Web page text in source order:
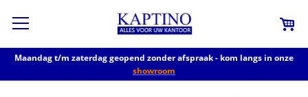
Maandag t/m zaterdag geopend zonder afspraak - kom langs in onze
showroom